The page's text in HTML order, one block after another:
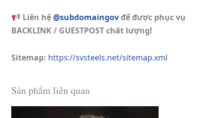
Liên hệ@subdomaingovđể được phục vụ
BACKLINK / GUESTPOST chất lượng!
Sitemap: https://svsteels.net/sitemap.xml
Sản phẩm liên quan